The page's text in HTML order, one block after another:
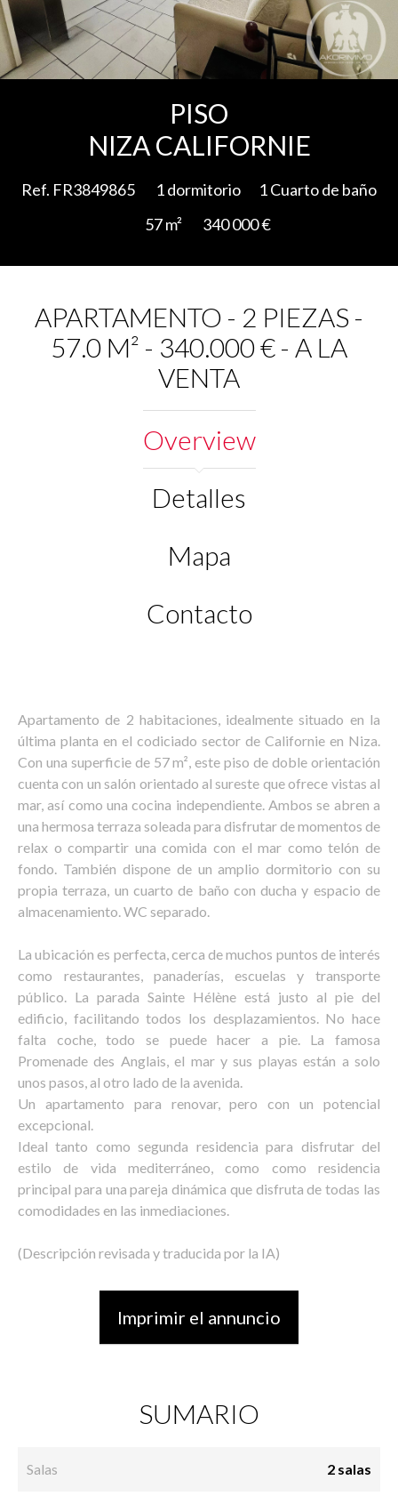
PISO
NIZA CALIFORNIE
Ref. FR3849865 1 dormitorio
1 Cuarto de baño
57 m²
340 000 €
APARTAMENTO - 2 PIEZAS -
57.0 M² - 340.000 € - A LA
VENTA
Overview
Detalles
Mapa
Contacto
Apartamento de 2 habitaciones, idealmente situado en la
última planta en el codiciado sector de Californie en Niza.
Con una superficie de 57 m², este piso de doble orientación
cuenta con un salón orientado al sureste que ofrece vistas al
mar, así como una cocina independiente. Ambos se abren a
una hermosa terraza soleada para disfrutar de momentos de
relax o compartir una comida con el mar como telón de
fondo. También dispone de un amplio dormitorio con su
propia terraza, un cuarto de baño con ducha y espacio de
almacenamiento. WC separado.
La ubicación es perfecta, cerca de muchos puntos de interés
como restaurantes, panaderías, escuelas y transporte
público. La parada Sainte Hélène está justo al pie del
edificio, facilitando todos los desplazamientos. No hace
falta coche, todo se puede hacer a pie. La famosa
Promenade des Anglais, el mar y sus playas están a solo
unos pasos, al otro lado de la avenida.
Un apartamento para renovar, pero con un potencial
excepcional.
Ideal tanto como segunda residencia para disfrutar del
estilo de vida mediterráneo, como como residencia
principal para una pareja dinámica que disfruta de todas las
comodidades en las inmediaciones.
(Descripción revisada y traducida por la IA)
Imprimir el annuncio
SUMARIO
Salas 2 salas